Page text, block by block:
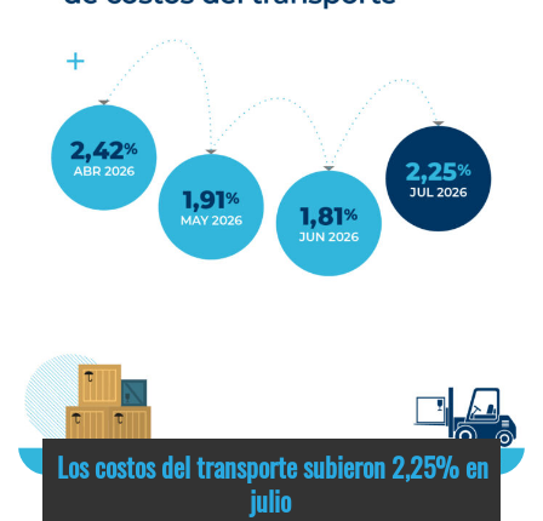
Los costos del transporte subieron 2,25% en
julio